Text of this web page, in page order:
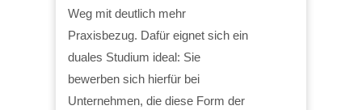
Weg mit deutlich mehr
Praxisbezug. Dafür eignet sich ein
duales Studium ideal: Sie
bewerben sich hierfür bei
Unternehmen, die diese Form der